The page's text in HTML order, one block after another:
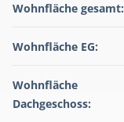
Wohnfläche gesamt:
Wohnfläche EG:
Wohnfläche
Dachgeschoss: